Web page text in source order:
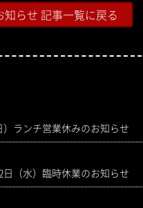
知らせ 記事一覧に戻る
）ランチ営業休みのお知らせ
日（水）臨時休業のお知らせ